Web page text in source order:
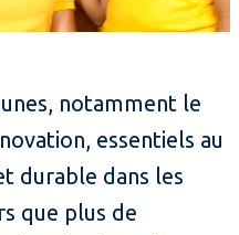
notamment le
essentiels au
durable dans les
que plus de